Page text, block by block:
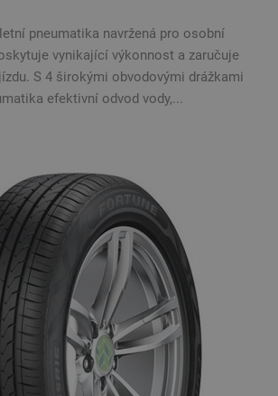
pneumatika navržená pro osobní
vynikající výkonnost a zaručuje
S 4 širokými obvodovými drážkami
efektivní odvod vody,...